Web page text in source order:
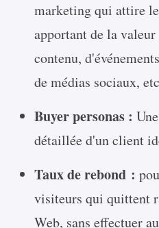
marketing qui attire
apportant de la
contenu,
de médias sociaux,
Buyer personas :
détaillée d'un client
Taux de rebond :
visiteurs qui quittent
Web, sans effectuer